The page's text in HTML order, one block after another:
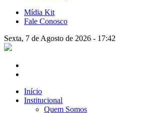
Mídia Kit
Fale Conosco
Sexta, 7 de Agosto de 2026 - 17:42
Início
Institucional
Quem Somos